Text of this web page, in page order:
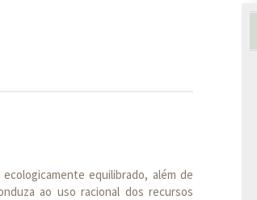
equilibrado, além de
ao uso racional dos recursos